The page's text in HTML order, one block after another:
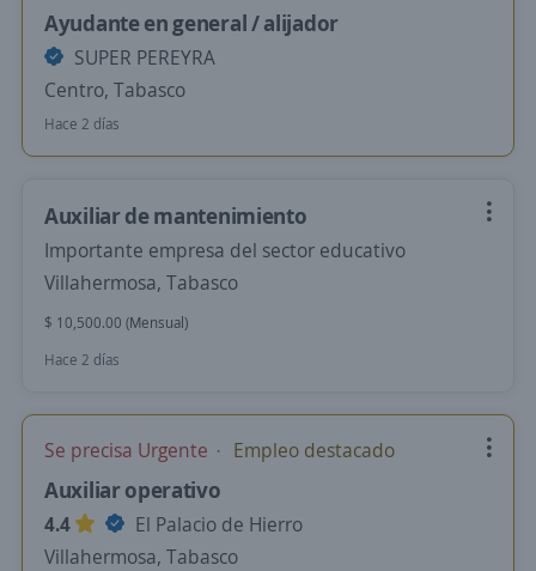
Ayudante en general / alijador
SUPER PEREYRA
Centro, Tabasco
Hace 2 días
Auxiliar de mantenimiento
Importante empresa del sector educativo
Villahermosa, Tabasco
$ 10,500.00 (Mensual)
Hace 2 días
Se precisa Urgente Empleo destacado
Auxiliar operativo
4.4
El Palacio de Hierro
Villahermosa, Tabasco